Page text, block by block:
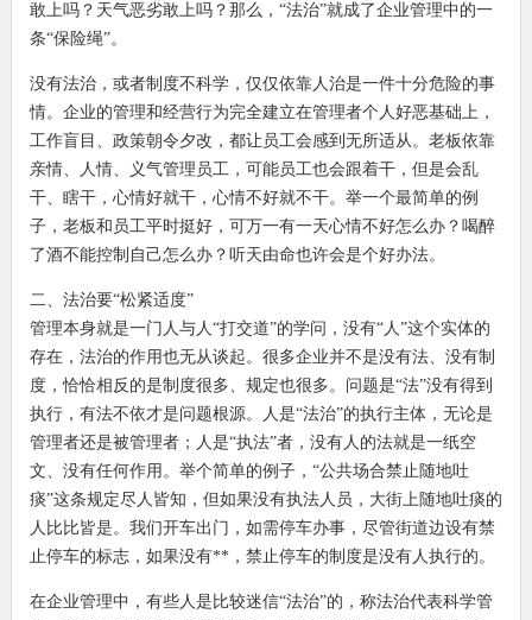
敢上吗？天气恶劣敢上吗？那么，“法治”就成了企业管理中的一
条“保险绳”。
没有法治，或者制度不科学，仅仅依靠人治是一件十分危险的事
情。企业的管理和经营行为完全建立在管理者个人好恶基础上，
工作盲目、政策朝令夕改，都让员工会感到无所适从。老板依靠
亲情、人情、义气管理员工，可能员工也会跟着干，但是会乱
干、瞎干，心情好就干，心情不好就不干。举一个最简单的例
子，老板和员工平时挺好，可万一有一天心情不好怎么办？喝醉
了酒不能控制自己怎么办？听天由命也许会是个好办法。
二、法治要“松紧适度”
管理本身就是一门人与人“打交道”的学问，没有“人”这个实体的
存在，法治的作用也无从谈起。很多企业并不是没有法、没有制
度，恰恰相反的是制度很多、规定也很多。问题是“法”没有得到
执行，有法不依才是问题根源。人是“法治”的执行主体，无论是
管理者还是被管理者；人是“执法”者，没有人的法就是一纸空
文、没有任何作用。举个简单的例子，“公共场合禁止随地吐
痰”这条规定尽人皆知，但如果没有执法人员，大街上随地吐痰的
人比比皆是。我们开车出门，如需停车办事，尽管街道边设有禁
止停车的标志，如果没有**，禁止停车的制度是没有人执行的。
在企业管理中，有些人是比较迷信“法治”的，称法治代表科学管